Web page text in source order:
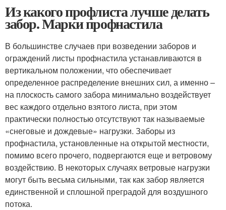
Из какого профлиста лучше делать
забор. Марки профнастила
В большинстве случаев при возведении заборов и
ограждений листы профнастила устанавливаются в
вертикальном положении, что обеспечивает
определенное распределение внешних сил, а именно –
на плоскость самого забора минимально воздействует
вес каждого отдельно взятого листа, при этом
практически полностью отсутствуют так называемые
«снеговые и дождевые» нагрузки. Заборы из
профнастила, установленные на открытой местности,
помимо всего прочего, подвергаются еще и ветровому
воздействию. В некоторых случаях ветровые нагрузки
могут быть весьма сильными, так как забор является
единственной и сплошной преградой для воздушного
потока.